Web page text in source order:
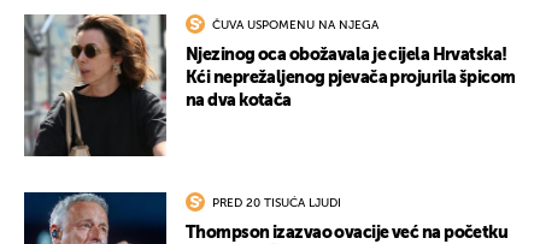
ČUVA USPOMENU NA NJEGA
Njezinog oca obožavala je cijela Hrvatska!
Kći neprežaljenog pjevača projurila špicom
na dva kotača
PRED 20 TISUĆA LJUDI
Thompson izazvao ovacije već na početku